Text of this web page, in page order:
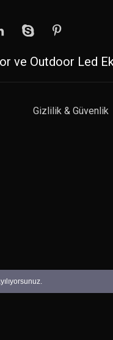
ve Outdoor Led
Gizlilik & Güvenlik